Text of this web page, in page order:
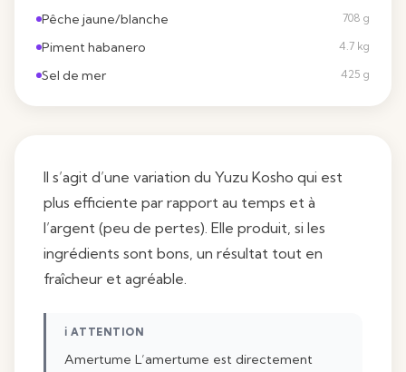
Pêche jaune/blanche 708 g
Piment habanero 4.7 kg
Sel de mer 425 g
Il s’agit d’une variation du Yuzu Kosho qui est
plus efficiente par rapport au temps et à
l’argent (peu de pertes). Elle produit, si les
ingrédients sont bons, un résultat tout en
fraîcheur et agréable.
ℹ ATTENTION
Amertume L’amertume est directement